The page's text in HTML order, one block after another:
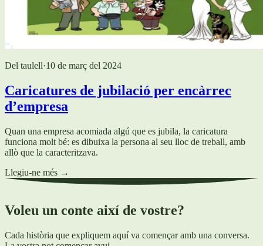
Del taulell·10 de març del 2024
Caricatures de jubilació per encàrrec
d’empresa
Quan una empresa acomiada algú que es jubila, la caricatura
funciona molt bé: es dibuixa la persona al seu lloc de treball, amb
allò que la caracteritzava.
Llegiu-ne més →
Voleu un conte així de vostre?
Cada història que expliquem aquí va començar amb una conversa.